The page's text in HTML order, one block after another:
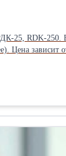
25, RDK-250.
состояния и
Вес колеса